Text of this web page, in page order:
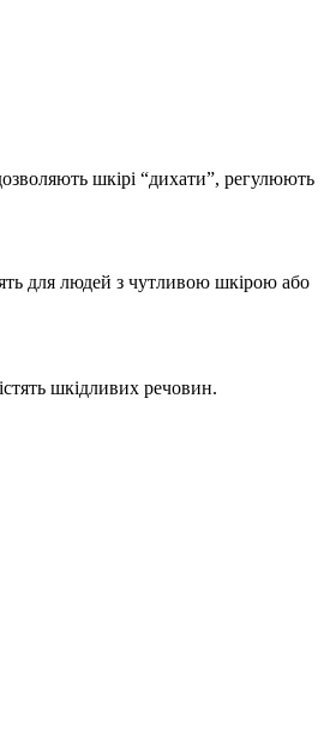
шкірі “дихати”, регулюють
для людей з чутливою шкірою або
шкідливих речовин.